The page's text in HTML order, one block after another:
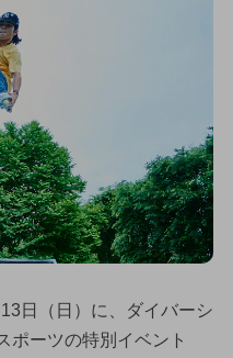
日（日）に、ダイバーシ
ポーツの特別イベント